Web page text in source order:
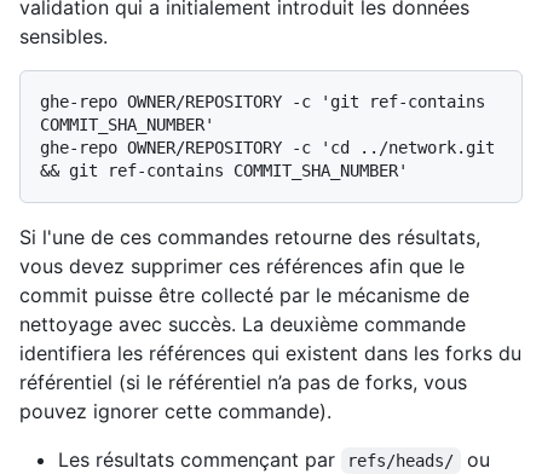
validation qui a initialement introduit les données
sensibles.
ghe-repo OWNER/REPOSITORY -c 'git ref-contains
COMMIT_SHA_NUMBER'
ghe-repo OWNER/REPOSITORY -c 'cd ../network.git
Si l'une de ces commandes retourne des résultats,
vous devez supprimer ces références afin que le
commit puisse être collecté par le mécanisme de
nettoyage avec succès. La deuxième commande
identifiera les références qui existent dans les forks du
référentiel (si le référentiel n’a pas de forks, vous
pouvez ignorer cette commande).
Les résultats commençant par
refs/heads/ ou